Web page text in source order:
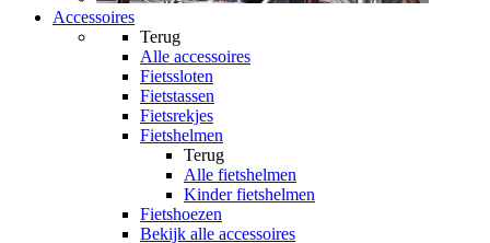
Accessoires
Terug
Alle accessoires
Fietssloten
Fietstassen
Fietsrekjes
Fietshelmen
Terug
Alle fietshelmen
Kinder fietshelmen
Fietshoezen
Bekijk alle accessoires